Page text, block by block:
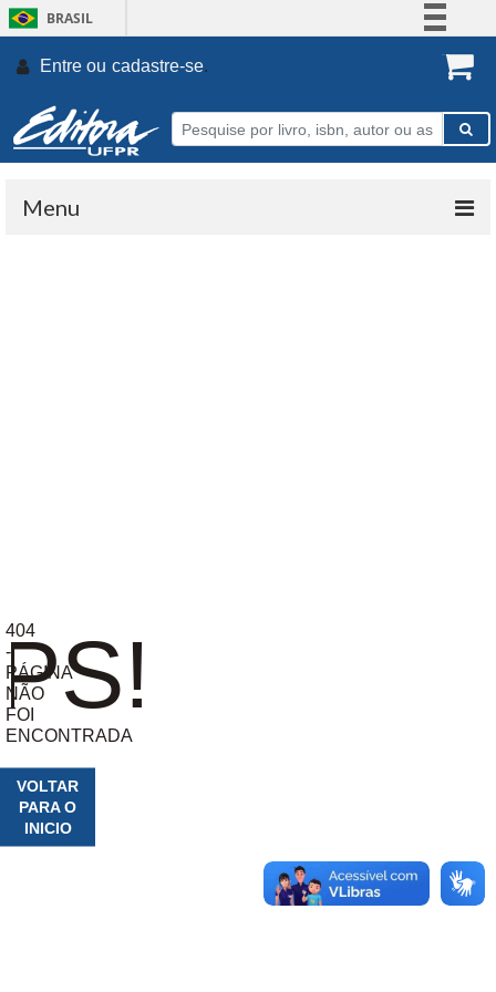
BRASIL
Participe
Entre ou cadastre-se.
Menu
404
-
PÁGINA
NÃO
FOI
ENCONTRADA
VOLTAR
PARA O
INICIO